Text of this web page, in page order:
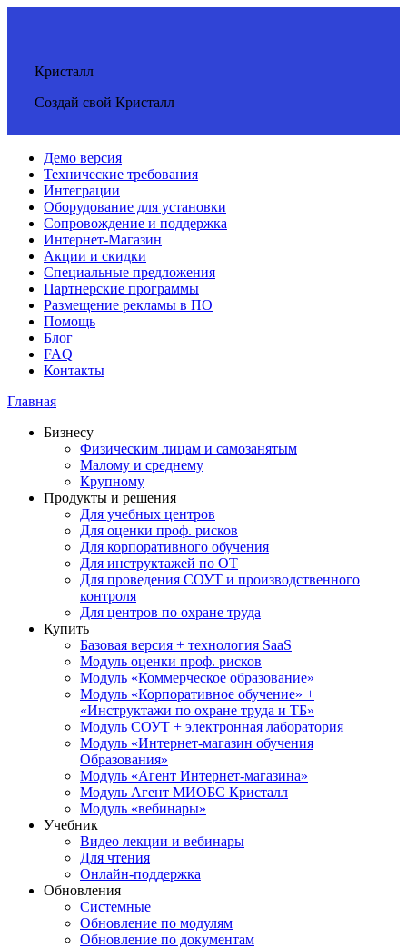
Кристалл
Создай свой Кристалл
Демо версия
Технические требования
Интеграции
Оборудование для установки
Сопровождение и поддержка
Интернет-Магазин
Акции и скидки
Специальные предложения
Партнерские программы
Размещение рекламы в ПО
Помощь
Блог
FAQ
Контакты
Главная
Бизнесу
Физическим лицам и самозанятым
Малому и среднему
Крупному
Продукты и решения
Для учебных центров
Для оценки проф. рисков
Для корпоративного обучения
Для инструктажей по ОТ
Для проведения СОУТ и производственного
контроля
Для центров по охране труда
Купить
Базовая версия + технология SaaS
Модуль оценки проф. рисков
Модуль «Коммерческое образование»
Модуль «Корпоративное обучение» +
«Инструктажи по охране труда и ТБ»
Модуль СОУТ + электронная лаборатория
Модуль «Интернет-магазин обучения
Образования»
Модуль «Агент Интернет-магазина»
Модуль Агент МИОБС Кристалл
Модуль «вебинары»
Учебник
Видео лекции и вебинары
Для чтения
Онлайн-поддержка
Обновления
Системные
Обновление по модулям
Обновление по документам